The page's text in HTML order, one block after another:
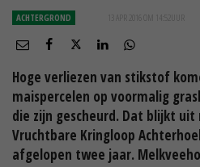
ACHTERGROND 13 APR 2016 OM 14:52
Hoge verliezen van stikstof
maispercelen op voormalig
die zijn gescheurd. Dat blijkt
Vruchtbare Kringloop
afgelopen twee jaar.